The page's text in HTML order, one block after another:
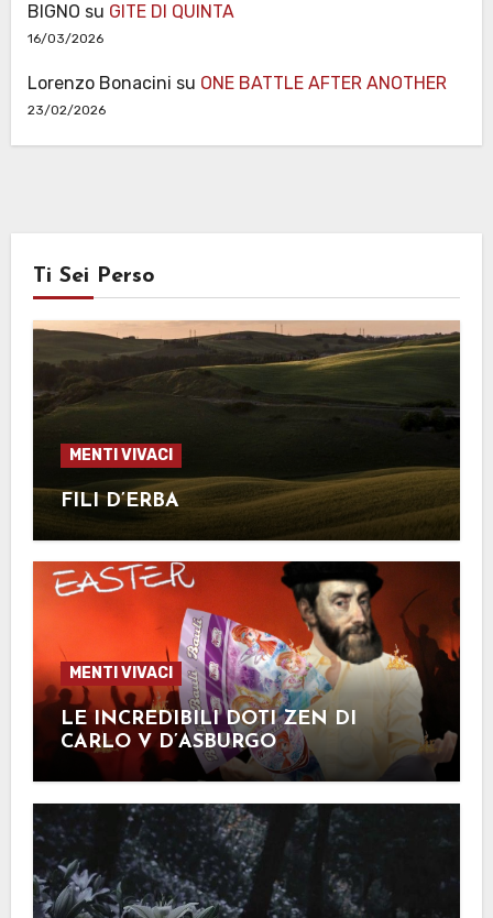
BIGNO su GITE DI QUINTA
16/03/2026
Lorenzo Bonacini su ONE BATTLE AFTER ANOTHER
23/02/2026
Ti Sei Perso
MENTI VIVACI
FILI D’ERBA
MENTI VIVACI
LE INCREDIBILI DOTI ZEN DI
CARLO V D’ASBURGO